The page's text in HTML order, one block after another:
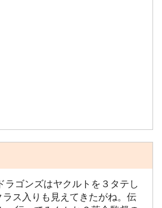
ラゴンズはヤクルトを３タテし
ス入りも見えてきたがね。伝